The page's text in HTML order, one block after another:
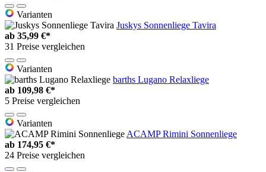
Varianten
Juskys Sonnenliege Tavira
ab 35,99 €*
31 Preise vergleichen
Varianten
barths Lugano Relaxliege
ab 109,98 €*
5 Preise vergleichen
Varianten
ACAMP Rimini Sonnenliege
ab 174,95 €*
24 Preise vergleichen